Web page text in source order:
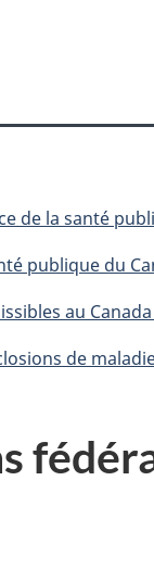
Canada
de la santé
publique du
au Canada
de